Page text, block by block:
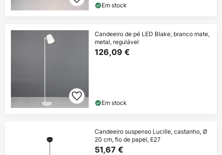
Em stock
Candeeiro de pé LED Blake, branco mate,
metal, regulável
126,09 €
Em stock
Candeeiro suspenso Lucille, castanho, Ø
20 cm, fio de papel, E27
51,67 €